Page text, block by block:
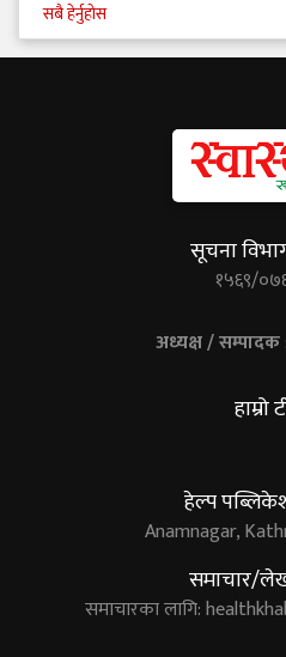
सबै हेर्नुहोस
सूचना
१५६९/
अध्यक्ष / सम्पादक
हाम्रो
हेल्प
Anamnagar,
समाचार/
समाचारका लागि: